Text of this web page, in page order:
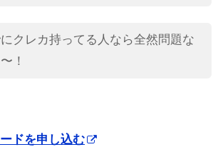
クレカ持ってる人なら全然問題な
！
ドを申し込む